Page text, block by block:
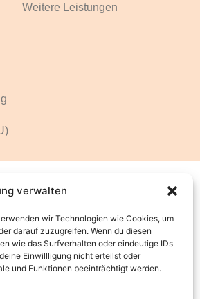
verwalten
wir Technologien wie Cookies, um
darauf zuzugreifen. Wenn du diesen
wie das Surfverhalten oder eindeutige IDs
Einwillligung nicht erteilst oder
und Funktionen beeinträchtigt werden.
Weitere Leistungen